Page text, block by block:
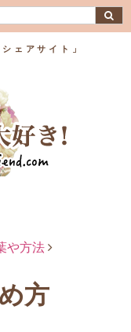
ェアサイト」
や方法
方